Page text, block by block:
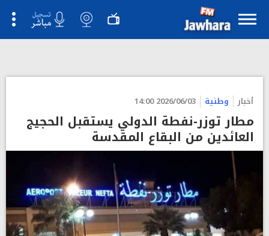
أخبار وطنية 2026/06/03 14:00
مطار توزر-نفطة الدولي يستقبل الحجيج
العائدين من البقاع المقدسة